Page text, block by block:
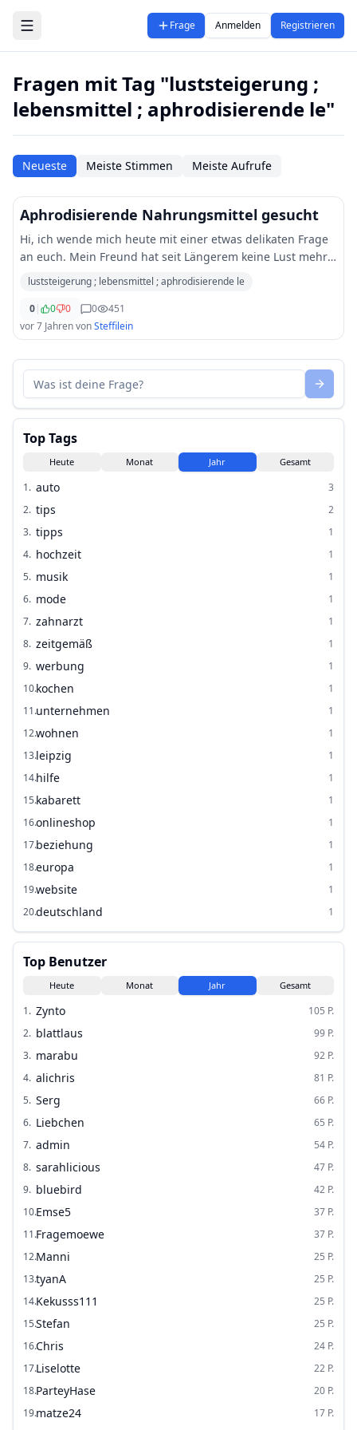
Zum Hauptinhalt springen
Frage Anmelden Registrieren
Fragen mit Tag "luststeigerung ;
lebensmittel ; aphrodisierende le"
Neueste Meiste Stimmen Meiste Aufrufe
Aphrodisierende Nahrungsmittel gesucht
Hi, ich wende mich heute mit einer etwas delikaten Frage
an euch. Mein Freund hat seit Längerem keine Lust mehr
auf Sex. Wir schlafen schon noch miteinander, aber selten
und ständig ist er gestresst
luststeigerung ; lebensmittel ; aphrodisierende le
0| 0 0 0
451
vor 7 JahrenvonSteffilein
Top Tags
Heute Monat Jahr Gesamt
1. auto
3
2. tips
2
3. tipps
1
4. hochzeit
1
5. musik
1
6. mode
1
7. zahnarzt
1
8. zeitgemäß
1
9. werbung
1
10.kochen
1
11.unternehmen
1
12.wohnen
1
13.leipzig
1
14.hilfe
1
15.kabarett
1
16.onlineshop
1
17.beziehung
1
18.europa
1
19.website
1
20.deutschland 1
Top Benutzer
Heute Monat Jahr Gesamt
1. Zynto 105 P.
2. blattlaus 99 P.
3. marabu 92 P.
4. alichris 81 P.
5. Serg 66 P.
6. Liebchen 65 P.
7. admin 54 P.
8. sarahlicious 47 P.
9. bluebird 42 P.
10.Emse5 37 P.
11.Fragemoewe 37 P.
12.Manni 25 P.
13.tyanA 25 P.
14.Kekusss111 25 P.
15.Stefan 25 P.
16.Chris 24 P.
17.Liselotte 22 P.
18.ParteyHase 20 P.
19.matze24 17 P.